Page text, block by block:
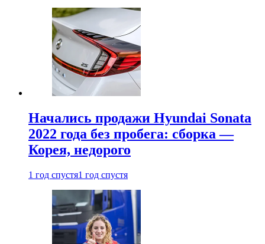
Начались продажи Hyundai Sonata
2022 года без пробега: сборка —
Корея, недорого
1 год спустя1 год спустя